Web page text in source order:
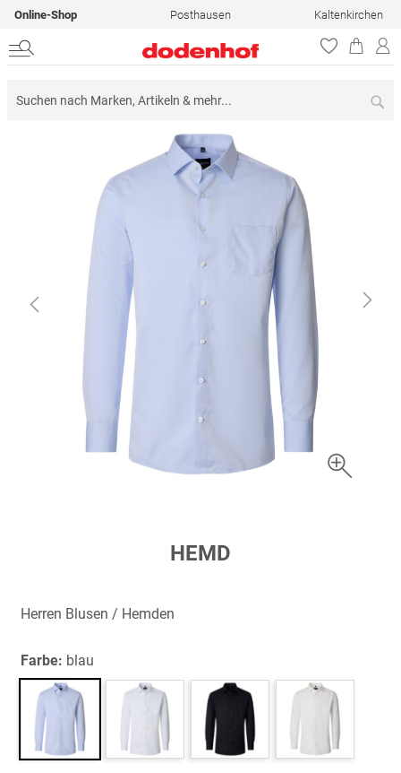
Online-Shop Posthausen Kaltenkirchen
springen
HEMD
Herren Blusen / Hemden
Farbe: blau